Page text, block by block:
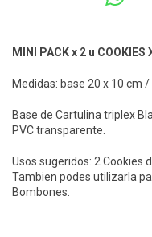
MINI PACK x 2 u
Medidas: base 20 x 10 cm /
Base de Cartulina triplex
PVC transparente.
Usos sugeridos: 2 Cookies
Tambien podes utilizarla
Bombones.